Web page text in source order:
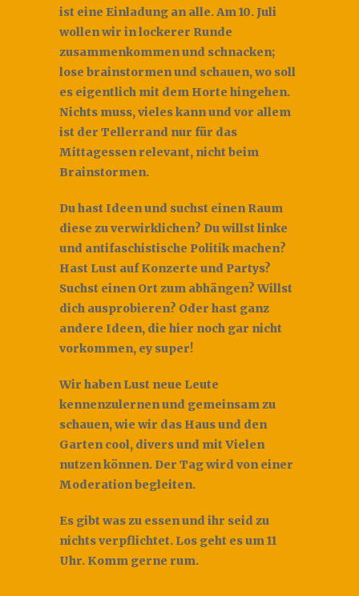
ist eine Einladung an alle. Am 10. Juli
wollen wir in lockerer Runde
zusammenkommen und schnacken;
lose brainstormen und schauen, wo soll
es eigentlich mit dem Horte hingehen.
Nichts muss, vieles kann und vor allem
ist der Tellerrand nur für das
Mittagessen relevant, nicht beim
Brainstormen.
Du hast Ideen und suchst einen Raum
diese zu verwirklichen? Du willst linke
und antifaschistische Politik machen?
Hast Lust auf Konzerte und Partys?
Suchst einen Ort zum abhängen? Willst
dich ausprobieren? Oder hast ganz
andere Ideen, die hier noch gar nicht
vorkommen, ey super!
Wir haben Lust neue Leute
kennenzulernen und gemeinsam zu
schauen, wie wir das Haus und den
Garten cool, divers und mit Vielen
nutzen können. Der Tag wird von einer
Moderation begleiten.
Es gibt was zu essen und ihr seid zu
nichts verpflichtet. Los geht es um 11
Uhr. Komm gerne rum.